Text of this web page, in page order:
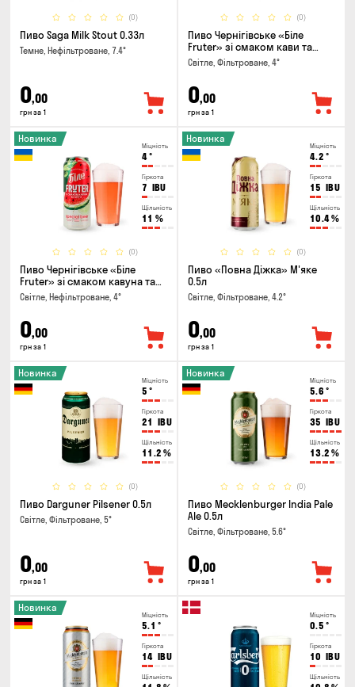
(0)
Пиво Saga Milk Stout 0.33л
Темне, Нефільтроване, 7.4°
0,00
грн за 1
(0)
Пиво Чернігівське «Біле
Fruter» зі смаком кави та
апельсину 0.5л
Світле, Фільтроване, 4°
0,00
грн за 1
Міцність
4°
Гіркота
7 IBU
Щільність
11 %
(0)
Новинка
Пиво Чернігівське «Біле
Fruter» зі смаком кавуна та
м'яти 0.5л
Світле, Нефільтроване, 4°
0,00
грн за 1
Міцність
4.2 °
Гіркота
15 IBU
Щільність
10.4%
(0)
Новинка
Пиво «Повна Діжка» М'яке
0.5л
Світле, Фільтроване, 4.2°
0,00
грн за 1
Міцність
5 °
Гіркота
21 IBU
Щільність
11.2 %
(0)
Новинка
Пиво Darguner Pilsener 0.5л
Світле, Фільтроване, 5°
0,00
грн за 1
Міцність
5.6 °
Гіркота
35 IBU
Щільність
13.2 %
(0)
Новинка
Пиво Mecklenburger India Pale
Ale 0.5л
Світле, Фільтроване, 5.6°
0,00
грн за 1
Міцність
5.1 °
Гіркота
14 IBU
Щільність
Новинка
Міцність
0.5 °
Гіркота
10 IBU
Щільність